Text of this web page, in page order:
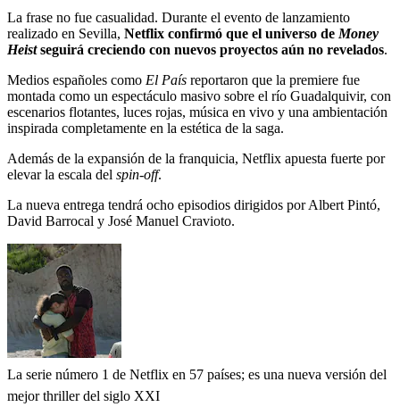
La frase no fue casualidad. Durante el evento de lanzamiento
realizado en Sevilla, Netflix confirmó que el universo de Money
Heistseguirá creciendo con nuevos proyectos aún no revelados.
Medios españoles como El País reportaron que la premiere fue
montada como un espectáculo masivo sobre el río Guadalquivir, con
escenarios flotantes, luces rojas, música en vivo y una ambientación
inspirada completamente en la estética de la saga.
Además de la expansión de la franquicia, Netflix apuesta fuerte por
elevar la escala del spin-off.
La nueva entrega tendrá ocho episodios dirigidos por Albert Pintó,
David Barrocal y José Manuel Cravioto.
La serie número 1 de Netflix en 57 países; es una nueva versión del
mejor thriller del siglo XXI